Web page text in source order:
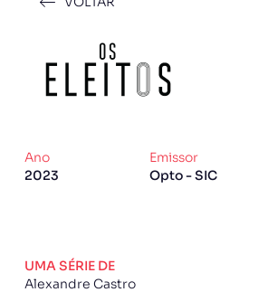
Ano
2023
Emissor
Opto - SIC
UMA SÉRIE DE
Alexandre Castro